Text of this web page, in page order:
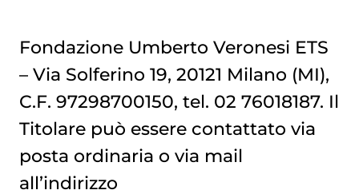
Fondazione Umberto Veronesi ETS
– Via Solferino 19, 20121 Milano (MI),
C.F. 97298700150, tel. 02 76018187. Il
Titolare può essere contattato via
posta ordinaria o via mail
all’indirizzo